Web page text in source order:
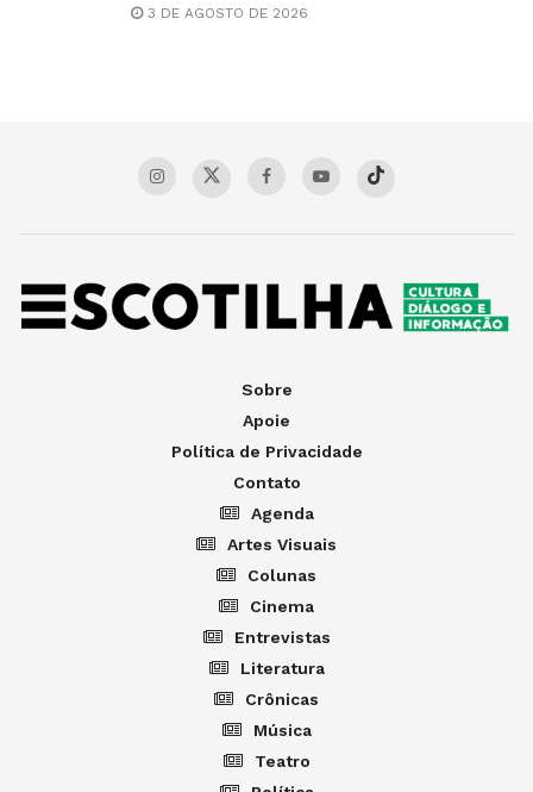
3 DE AGOSTO DE 2026
Sobre
Apoie
Política de Privacidade
Contato
Agenda
Artes Visuais
Colunas
Cinema
Entrevistas
Literatura
Crônicas
Música
Teatro